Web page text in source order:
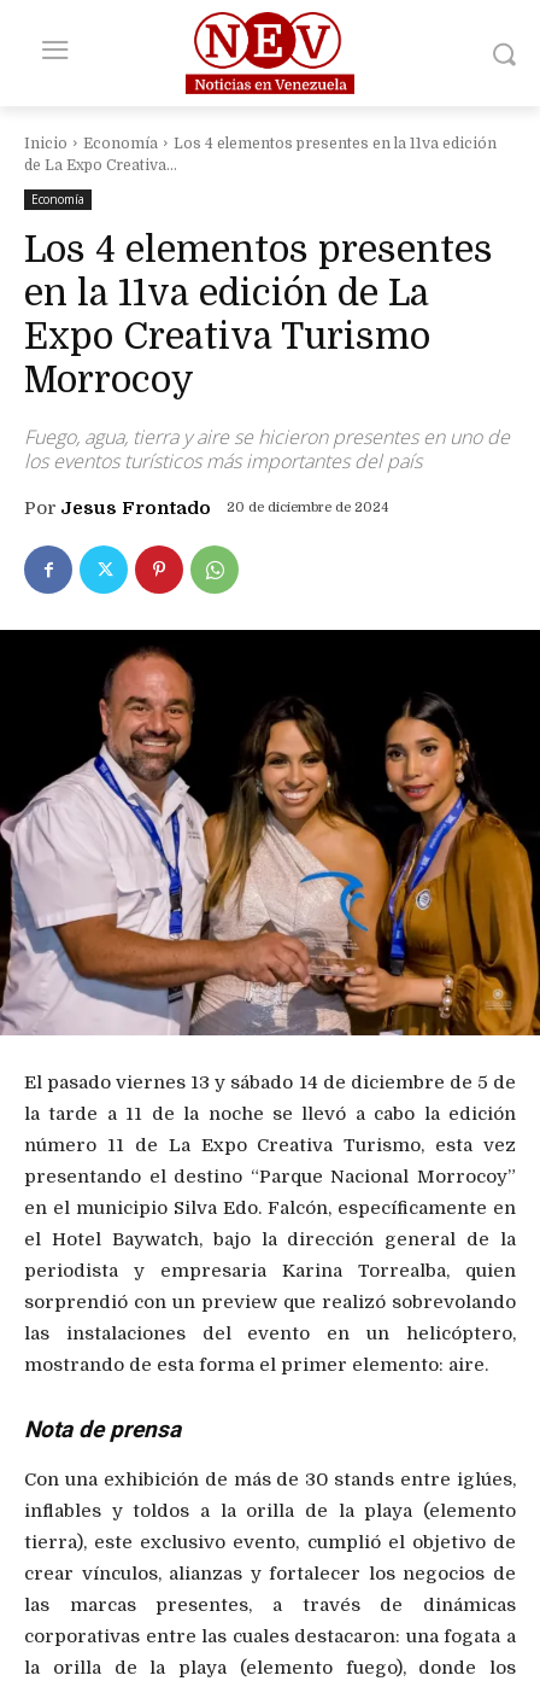
Inicio Economía
Los 4 elementos presentes en la 11va edición
de La Expo Creativa...
Economía
Los 4 elementos presentes
en la 11va edición de La
Expo Creativa Turismo
Morrocoy
Fuego, agua, tierra y aire se hicieron presentes en uno de
los eventos turísticos más importantes del país
Por Jesus Frontado 20 de diciembre de 2024
El pasado viernes 13 y sábado 14 de diciembre de 5 de
la tarde a 11 de la noche se llevó a cabo la edición
número 11 de La Expo Creativa Turismo, esta vez
presentando el destino “Parque Nacional Morrocoy”
en el municipio Silva Edo. Falcón, específicamente en
el Hotel Baywatch, bajo la dirección general de la
periodista y empresaria Karina Torrealba, quien
sorprendió con un preview que realizó sobrevolando
las instalaciones del evento en un helicóptero,
mostrando de esta forma el primer elemento: aire.
Nota de prensa
Con una exhibición de más de 30 stands entre iglúes,
inflables y toldos a la orilla de la playa (elemento
tierra), este exclusivo evento, cumplió el objetivo de
crear vínculos, alianzas y fortalecer los negocios de
las marcas presentes, a través de dinámicas
corporativas entre las cuales destacaron: una fogata a
la orilla de la playa (elemento fuego), donde los